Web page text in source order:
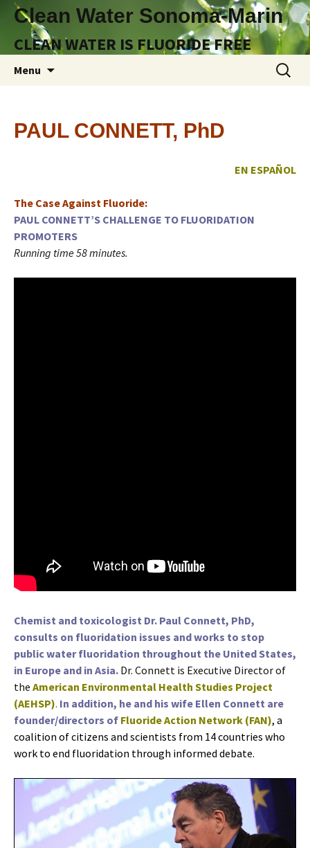
Clean Water Sonoma-Marin
CLEAN WATER IS FLUORIDE FREE
Menu
Search
for:
PAUL CONNETT, PhD
EN ESPAÑOL
The Case Against Fluoride:
PAUL CONNETT’S CHALLENGE TO FLUORIDATION
PROMOTERS
Running time 58 minutes.
Chemist and toxicologist Dr. Paul Connett, PhD,
consults on fluoridation issues and works to stop
public water fluoridation throughout the United States,
in Europe and in Asia. Dr. Connett is Executive Director of
the American Environmental Health Studies Project
(AEHSP). In addition, he and his wife Ellen Connett are
founder/directors of Fluoride Action Network (FAN), a
coalition of citizens and scientists from 14 countries who
work to end fluoridation through informed debate.